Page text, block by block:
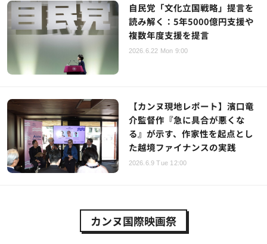
自民党「文化立国戦略」提言を
読み解く：5年5000億円支援や
複数年度支援を提言
2026.6.22 Mon 9:00
【カンヌ現地レポート】濱口竜
介監督作『急に具合が悪くな
る』が示す、作家性を起点とし
た越境ファイナンスの実践
2026.6.9 Tue 12:00
カンヌ国際映画祭